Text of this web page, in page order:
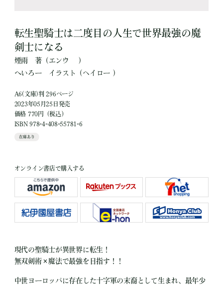
転生聖騎士は二度目の人生で世界最強の魔
剣士になる
煙雨 著（エンウ ）
へいろー
イラスト （ヘイロー ）
A6(文庫)判 296ページ
2023年05月25日発売
価格 770円（税込）
ISBN 978-4-408-55781-6
在庫あり
オンライン書店で購入する
現代の聖騎士が異世界に転生！
無双剣術×魔法で最強を目指す！！
中世ヨーロッパに存在した十字軍の末裔として生まれ、最年少